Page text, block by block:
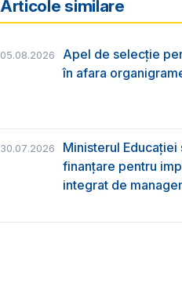
Articole similare
05.08.2026
Apel de selecție
în afara
30.07.2026
Ministerul
finanțare pentru
integrat de